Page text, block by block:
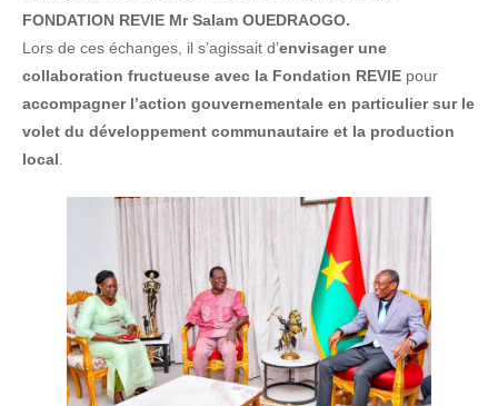
FONDATION REVIE Mr Salam OUEDRAOGO.
Lors de ces échanges, il s’agissait d’envisager une
collaboration fructueuse avec la Fondation REVIE pour
accompagner l’action gouvernementale en particulier sur le
volet du développement communautaire et la production
local